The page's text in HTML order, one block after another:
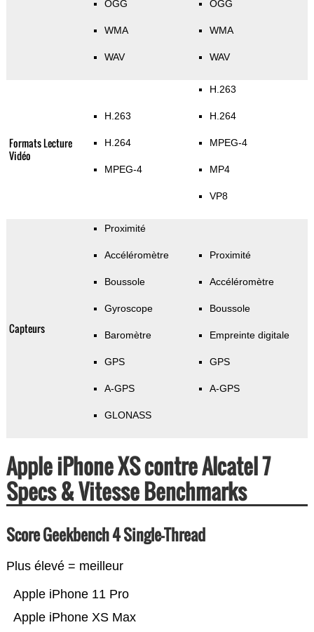
OGG
WMA
WAV
OGG
WMA
WAV
Formats Lecture
Vidéo
H.263
H.264
MPEG-4
H.263
H.264
MPEG-4
MP4
VP8
Capteurs
Proximité
Accéléromètre
Boussole
Gyroscope
Baromètre
GPS
A-GPS
GLONASS
Proximité
Accéléromètre
Boussole
Empreinte digitale
GPS
A-GPS
Apple iPhone XS contre Alcatel 7
Specs & Vitesse Benchmarks
Score Geekbench 4 Single-Thread
Plus élevé = meilleur
Apple iPhone XS Max
Apple iPhone 11 Pro